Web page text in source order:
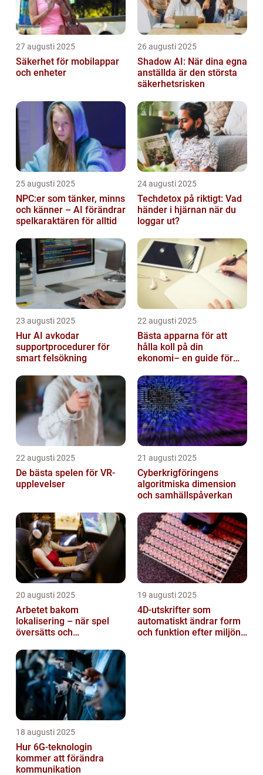
27 augusti 2025
Säkerhet för mobilappar
och enheter
26 augusti 2025
Shadow AI: När dina egna
anställda är den största
säkerhetsrisken
25 augusti 2025
NPC:er som tänker, minns
och känner – AI förändrar
spelkaraktären för alltid
24 augusti 2025
Techdetox på riktigt: Vad
händer i hjärnan när du
loggar ut?
23 augusti 2025
Hur AI avkodar
supportprocedurer för
smart felsökning
22 augusti 2025
Bästa apparna för att
hålla koll på din
ekonomi– en guide för
22 augusti 2025
De bästa spelen för VR-
upplevelser
21 augusti 2025
Cyberkrigföringens
algoritmiska dimension
och samhällspåverkan
20 augusti 2025
Arbetet bakom
lokalisering – när spel
översätts och
19 augusti 2025
4D-utskrifter som
automatiskt ändrar form
och funktion efter miljöns
18 augusti 2025
Hur 6G-teknologin
kommer att förändra
kommunikation